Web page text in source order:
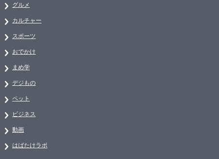
グルメ
カルチャー
スポーツ
おでかけ
まめ学
デジもの
ペット
ビジネス
動画
はばたけラボ